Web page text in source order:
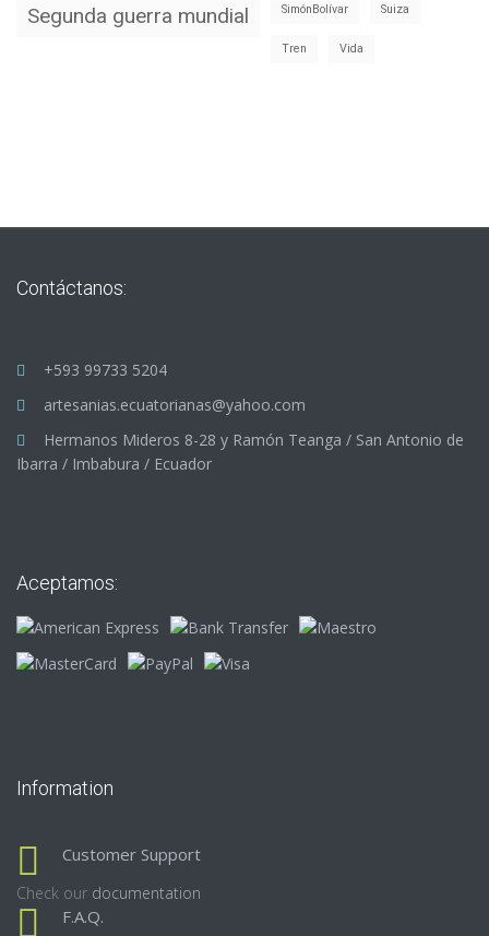
Segunda guerra mundial SimónBolívar Suiza
Tren Vida
Contáctanos:
+593 99733 5204
artesanias.ecuatorianas@yahoo.com
Hermanos Mideros 8-28 y Ramón Teanga / San Antonio de
Ibarra / Imbabura / Ecuador
Aceptamos:
Information
Customer Support
Check our documentation
F.A.Q.